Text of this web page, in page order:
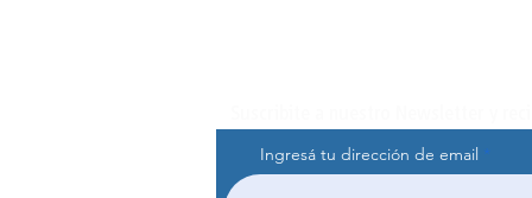
Ingresá tu dirección de email